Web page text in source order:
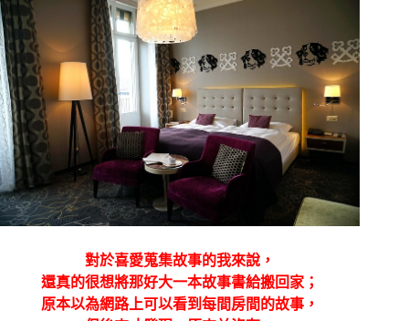
對於喜愛蒐集故事的我來說，
還真的很想將那好大一本故事書給搬回家；
原本以為網路上可以看到每間房間的故事，